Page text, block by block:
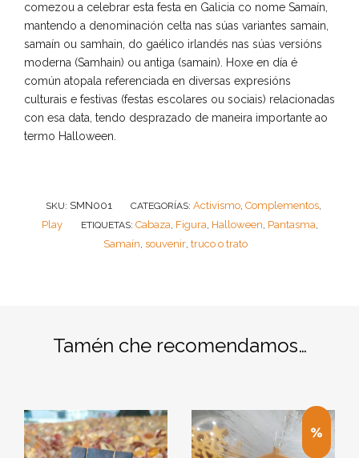
comezou a celebrar esta festa en Galicia co nome Samaín,
mantendo a denominación celta nas súas variantes samain,
samaín ou samhain, do gaélico irlandés nas súas versións
moderna (Samhain) ou antiga (samain). Hoxe en día é
común atopala referenciada en diversas expresións
culturais e festivas (festas escolares ou sociais) relacionadas
con esa data, tendo desprazado de maneira importante ao
termo Halloween.
SKU: SMN001 CATEGORÍAS: Activismo, Complementos,
Play ETIQUETAS: Cabaza, Figura, Halloween, Pantasma,
Samaín, souvenir, truco o trato
Tamén che recomendamos…